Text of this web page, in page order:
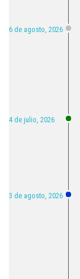
6 de agosto, 2026
4 de julio, 2026
3 de agosto, 2026